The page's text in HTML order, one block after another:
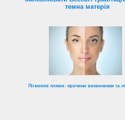
темна матерія
Пігментні плями: причини виникнення та